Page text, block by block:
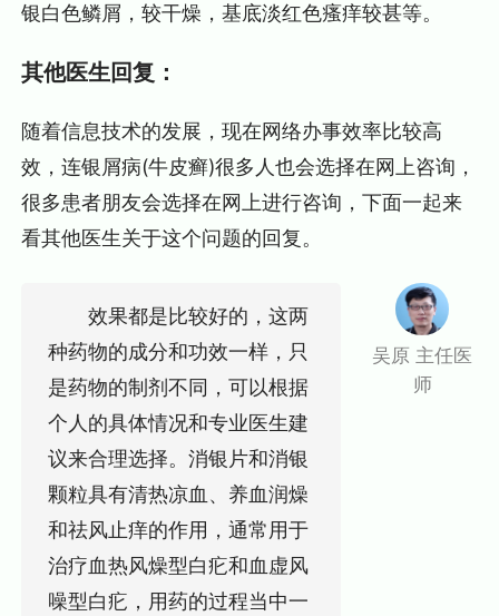
银白色鳞屑，较干燥，基底淡红色瘙痒较甚等。
其他医生回复：
随着信息技术的发展，现在网络办事效率比较高
效，连银屑病(牛皮癣)很多人也会选择在网上咨询，
很多患者朋友会选择在网上进行咨询，下面一起来
看其他医生关于这个问题的回复。
效果都是比较好的，这两
种药物的成分和功效一样，只
是药物的制剂不同，可以根据
个人的具体情况和专业医生建
议来合理选择。消银片和消银
颗粒具有清热凉血、养血润燥
和祛风止痒的作用，通常用于
治疗血热风燥型白疕和血虚风
噪型白疕，用药的过程当中一
吴原 主任医
师